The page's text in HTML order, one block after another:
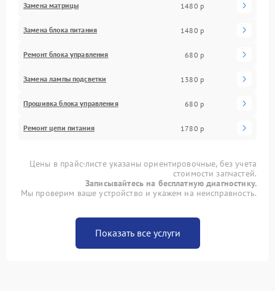
Замена матрицы 1480 р
Замена блока питания 1480 р
Ремонт блока управления 680 р
Замена лампы подсветки 1380 р
Прошивка блока управления 680 р
Ремонт цепи питания 1780 р
Цены в прайс-листе указаны ориентировочные, без учета
стоимости запчастей.
Записывайтесь на бесплатную диагностику.
Мы проверим ваше устройство и укажем на неисправность.
Показать все услуги